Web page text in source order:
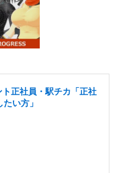
正社員・駅チカ「正社
い方」